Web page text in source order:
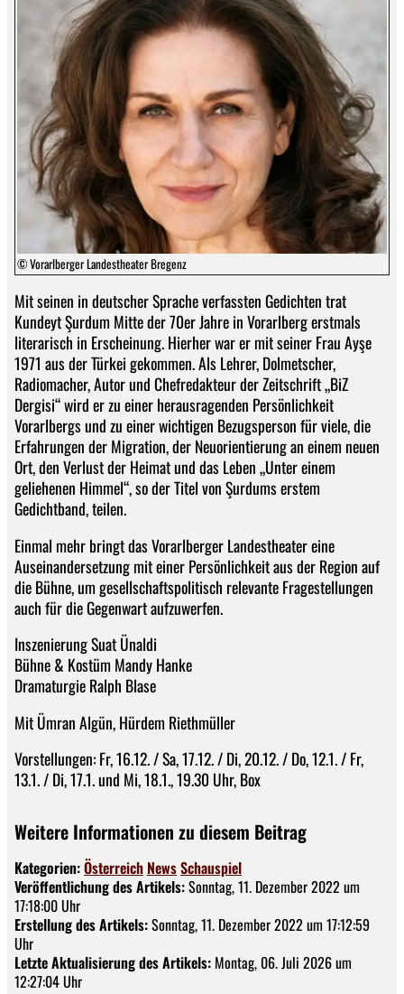
© Vorarlberger Landestheater Bregenz
Mit seinen in deutscher Sprache verfassten Gedichten trat
Kundeyt Şurdum Mitte der 70er Jahre in Vorarlberg erstmals
literarisch in Erscheinung. Hierher war er mit seiner Frau Ayşe
1971 aus der Türkei gekommen. Als Lehrer, Dolmetscher,
Radiomacher, Autor und Chefredakteur der Zeitschrift „BiZ
Dergisi“ wird er zu einer herausragenden Persönlichkeit
Vorarlbergs und zu einer wichtigen Bezugsperson für viele, die
Erfahrungen der Migration, der Neuorientierung an einem neuen
Ort, den Verlust der Heimat und das Leben „Unter einem
geliehenen Himmel“, so der Titel von Şurdums erstem
Gedichtband, teilen.
Einmal mehr bringt das Vorarlberger Landestheater eine
Auseinandersetzung mit einer Persönlichkeit aus der Region auf
die Bühne, um gesellschaftspolitisch relevante Fragestellungen
auch für die Gegenwart aufzuwerfen.
Inszenierung Suat Ünaldi
Bühne & Kostüm Mandy Hanke
Dramaturgie Ralph Blase
Mit Ümran Algün, Hürdem Riethmüller
Vorstellungen: Fr, 16.12. / Sa, 17.12. / Di, 20.12. / Do, 12.1. / Fr,
13.1. / Di, 17.1. und Mi, 18.1., 19.30 Uhr, Box
Weitere Informationen zu diesem Beitrag
Kategorien:Österreich NewsSchauspiel
Veröffentlichung des Artikels:Sonntag, 11. Dezember 2022 um
17:18:00 Uhr
Erstellung des Artikels:Sonntag, 11. Dezember 2022 um 17:12:59
Uhr
Letzte Aktualisierung des Artikels: Montag, 06. Juli 2026 um
12:27:04 Uhr